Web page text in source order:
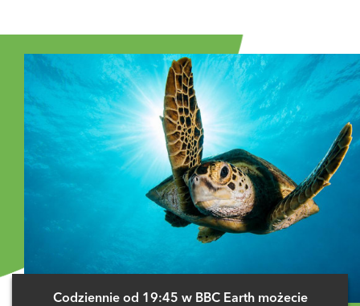
Codziennie od 19:45 w BBC Earth możecie